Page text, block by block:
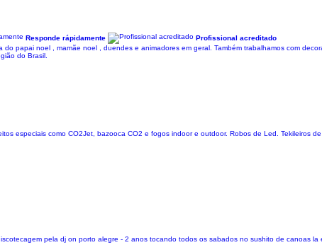
Responde rápidamente
Profissional acreditado
papai noel , mamãe noel , duendes e animadores em geral. Também trabalhamos com
do Brasil.
especiais como CO2Jet, bazooca CO2 e fogos indoor e outdoor. Robos de Led. Tekileiros
pela dj on porto alegre - 2 anos tocando todos os sabados no sushito de canoas la